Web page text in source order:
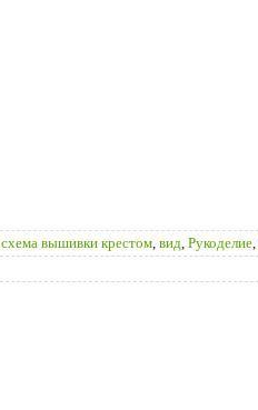
схема вышивки крестом вид Рукоделие